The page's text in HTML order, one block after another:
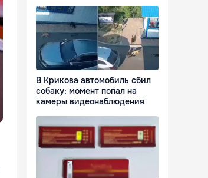
В Крикова автомобиль сбил
собаку: момент попал на
камеры видеонаблюдения